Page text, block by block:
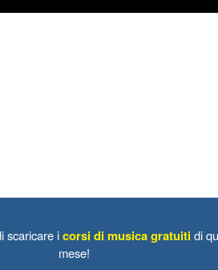
scaricare icorsi di musica gratuiti di
mese!